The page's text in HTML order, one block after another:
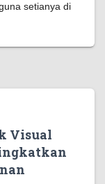
setianya di
Visual